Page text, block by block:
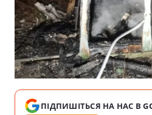
ПІДПИШІТЬСЯ НА НАС В